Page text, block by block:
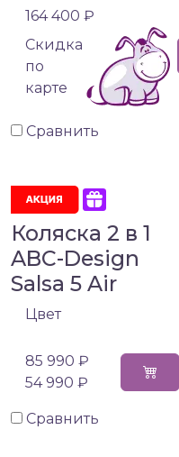
164 400 ₽
Cкидка
по
карте
Сравнить
Коляска 2 в 1
ABC-Design
Salsa 5 Air
Цвет
85 990 ₽
54 990 ₽
Сравнить